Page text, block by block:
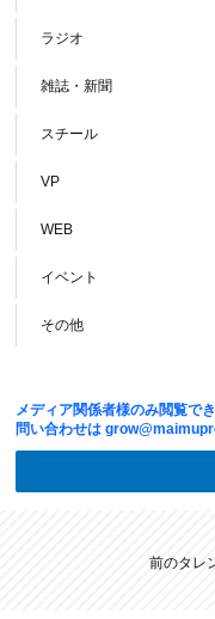
ラジオ
雑誌・新聞
スチール
VP
WEB
イベント
その他
メディア関係者様のみ閲覧で
問い合わせは
前のタレ